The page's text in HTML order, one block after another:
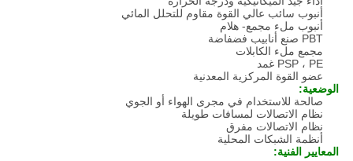
أنبوب سائب عالي القوة مقاوم للتحلل المائي
أنبوب ملء مجمع- هلام
PBT صنع أنابيب فضفاضة
مجمع ملء الكابلات
PSP ، PE غمد
عضو القوة المركزية المعدنية
الوضعية:
صالحة للاستخدام في مجرى الهواء أو الجوي
نظام الاتصالات لمسافات طويلة
نظام الاتصالات مفرق
أنظمة الشبكات المحلية
المعايير الفنية: